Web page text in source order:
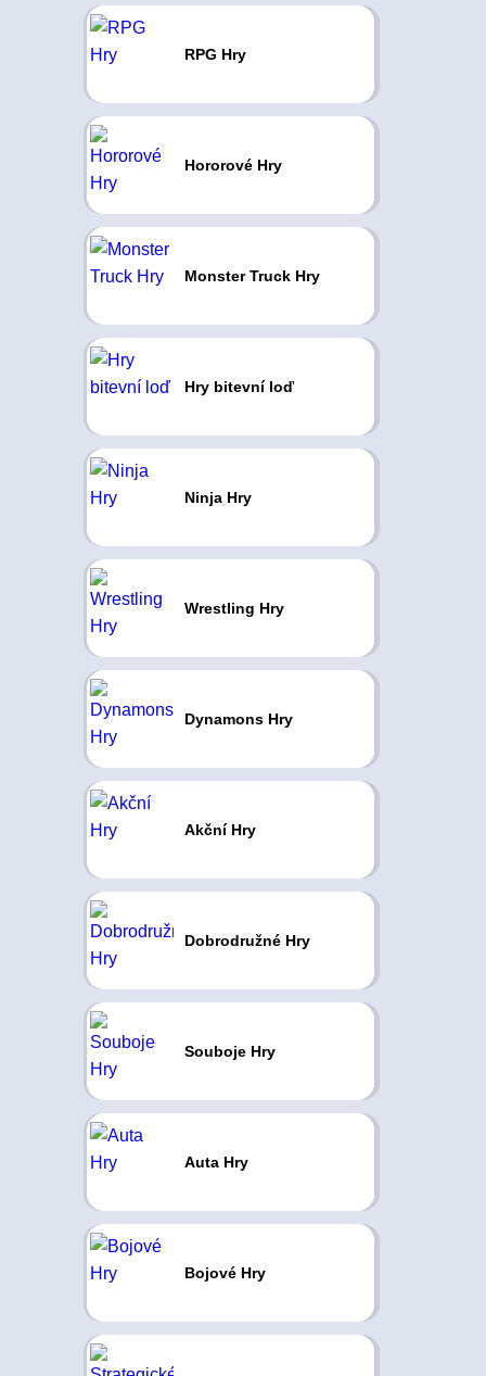
RPG Hry
Hororové Hry
Monster Truck Hry
Hry bitevní loď
Ninja Hry
Wrestling Hry
Dynamons Hry
Akční Hry
Dobrodružné Hry
Souboje Hry
Auta Hry
Bojové Hry